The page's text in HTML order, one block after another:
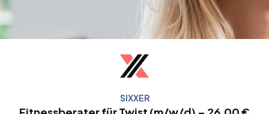
SIXXER